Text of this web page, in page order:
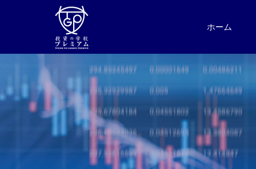
ホーム